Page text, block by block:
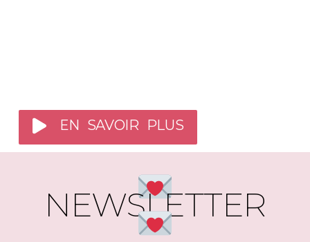
EN SAVOIR PLUS
NEWSLETTER